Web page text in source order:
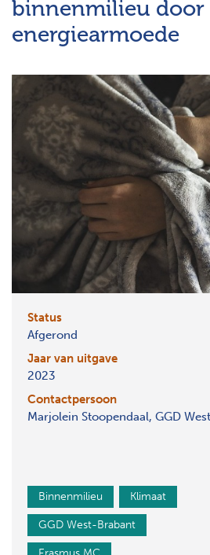
binnenmilieu door
energiearmoede
Status
Afgerond
Jaar van uitgave
2023
Contactpersoon
Marjolein Stoopendaal, GGD
Binnenmilieu Klimaat
GGD West-Brabant